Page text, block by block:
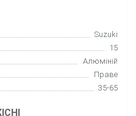
Suzuki
15
Алюміній
Праве
35-65